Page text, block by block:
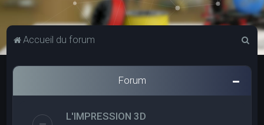
Accueil du forum
c
Forum
L'IMPRESSION 3D